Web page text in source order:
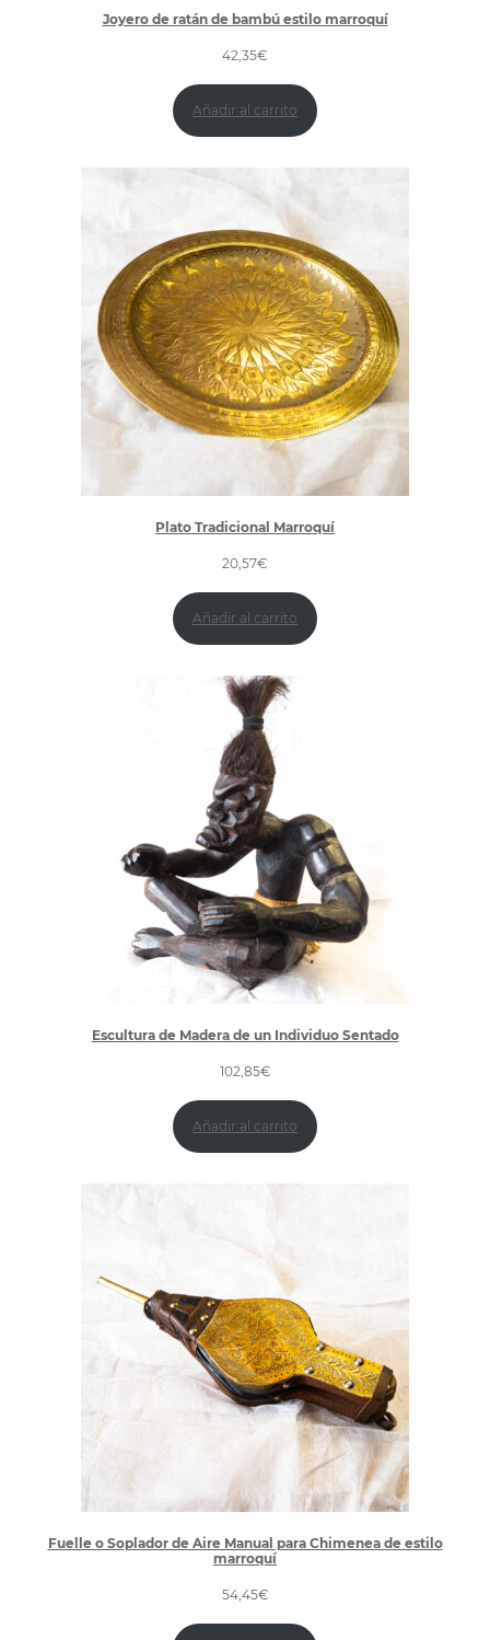
Joyero de ratán de bambú estilo marroquí
42,35€
Añadir al carrito
Plato Tradicional Marroquí
20,57€
Añadir al carrito
Escultura de Madera de un Individuo Sentado
102,85€
Añadir al carrito
Fuelle o Soplador de Aire Manual para Chimenea de estilo
marroquí
54,45€